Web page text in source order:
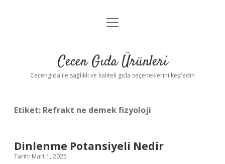
Anasayfa
Yasal Uyarı
menüyü
Cecen Gıda Ürünleri
Cecengida ile sağlıklı ve kaliteli gıda seçeneklerini keşfedin
Etiket: Refrakt ne demek fizyoloji
Dinlenme Potansiyeli Nedir
Tarih: Mart 1, 2025